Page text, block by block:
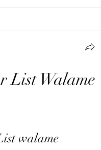
List Walame
walame